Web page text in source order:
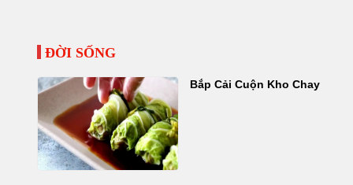
ĐỜI SỐNG
Bắp Cải Cuộn Kho Chay